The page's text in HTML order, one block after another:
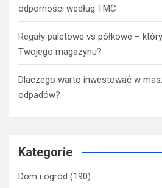
odporności według TMC
Regały paletowe vs półkowe –
Twojego magazynu?
Dlaczego warto inwestować w
odpadów?
Kategorie
Dom i ogród (190)